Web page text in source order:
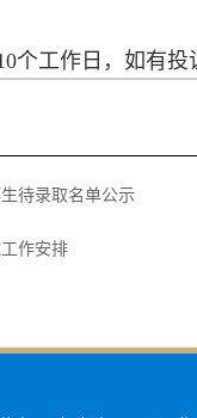
个工作日，如有投
待录取名单公示
作安排